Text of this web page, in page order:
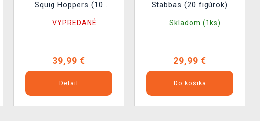
Squig Hoppers (10
VYPREDANÉ
39,99 €
Detail
Stabbas (20 figúrok)
Skladom (1ks)
29,99 €
Do košíka